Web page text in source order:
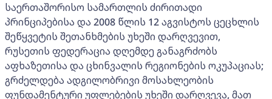
საერთაშორისო სამართლის ძირითადი
პრინციპებისა და 2008 წლის 12 აგვისტოს ცეცხლის
შეწყვეტის შეთანხმების უხეში დარღვევით,
რუსეთის ფედერაცია დღემდე განაგრძობს
აფხაზეთისა და ცხინვალის რეგიონების ოკუპაციას;
გრძელდება ადგილობრივი მოსახლეობის
ფუნდამენტური უფლებების უხეში დარღვევა, მათ